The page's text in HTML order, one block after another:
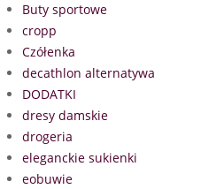
Buty sportowe
cropp
Czółenka
decathlon alternatywa
DODATKI
dresy damskie
drogeria
eleganckie sukienki
eobuwie